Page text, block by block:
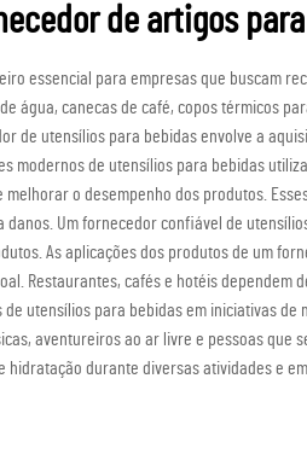
de artigos
essencial para empresas que buscam
água, canecas de café, copos térmicos
de utensílios para bebidas envolve a
modernos de utensílios para bebidas
o desempenho dos produtos.
Um fornecedor confiável de
As aplicações dos produtos de um
Restaurantes, cafés e hotéis
utensílios para bebidas em iniciativas
aventureiros ao ar livre e pessoas
hidratação durante diversas atividades e